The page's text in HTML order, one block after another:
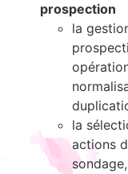
prospection
la
la
actions